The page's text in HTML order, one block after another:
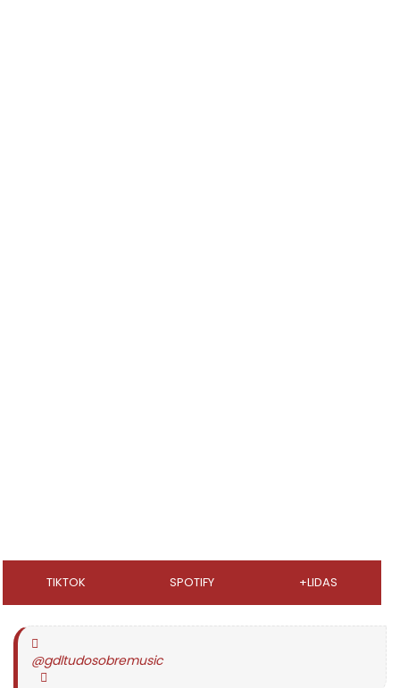
TIKTOK SPOTIFY +LIDAS
@gdltudosobremusic